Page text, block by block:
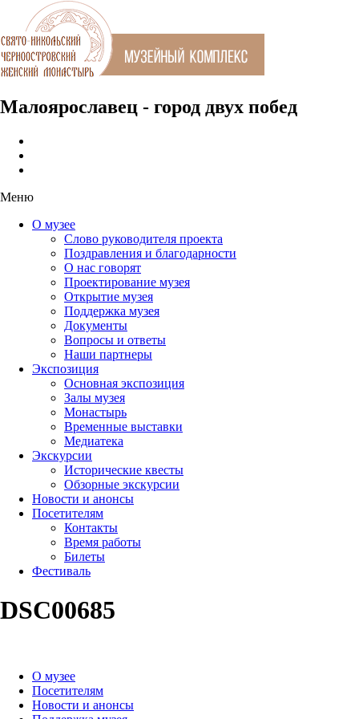
Малоярославец - город двух побед
Меню
О музее
Слово руководителя проекта
Поздравления и благодарности
О нас говорят
Проектирование музея
Открытие музея
Поддержка музея
Документы
Вопросы и ответы
Наши партнеры
Экспозиция
Основная экспозиция
Залы музея
Монастырь
Временные выставки
Медиатека
Экскурсии
Исторические квесты
Обзорные экскурсии
Новости и анонсы
Посетителям
Контакты
Время работы
Билеты
Фестиваль
DSC00685
О музее
Посетителям
Новости и анонсы